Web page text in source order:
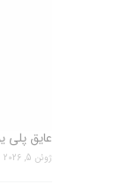
عایق پلی
ژوئن 5, 2026